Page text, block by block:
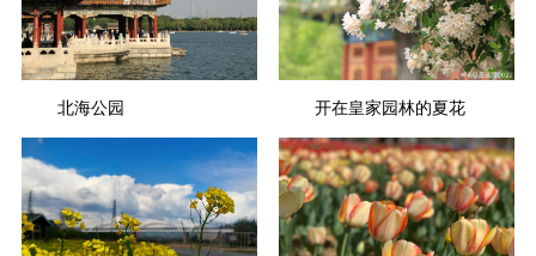
北海公园 开在皇家园林的夏花